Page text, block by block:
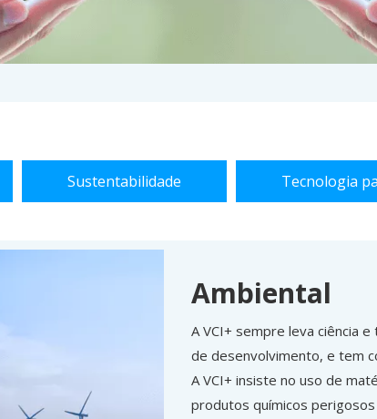
Sustentabilidade Tecnologia
Ambiental
A VCI+ sempre leva ciência
de desenvolvimento, e tem
A VCI+ insiste no uso de
produtos químicos